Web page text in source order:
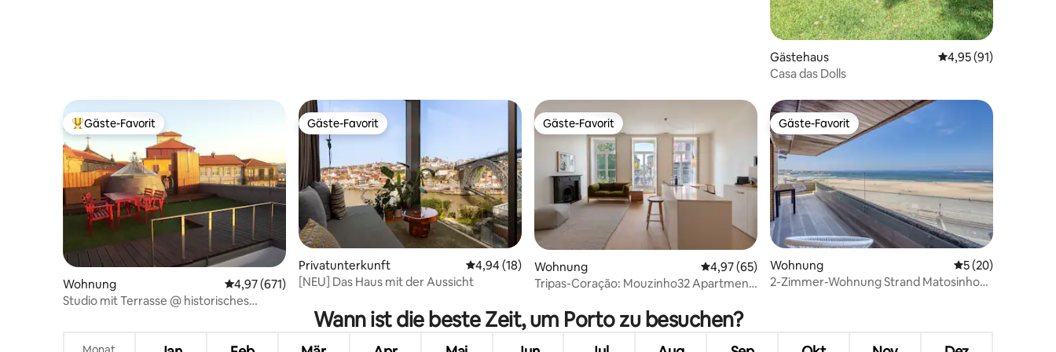
Gästehaus Durchschnittliche
4,95 (91)
Casa das Dolls
Beliebter Gäste-Favorit.
Gäste-Favorit
Wohnung Durchschnittliche Bewertung: 4,97 von 5, 671 Bewertungen
4,97 (671)
Studio mit Terrasse @ historisches
Gäste-Favorit
Gäste-Favorit
Privatunterkunft Durchschnittliche Bewertung: 4,94 von 5, 18 Bewertungen
4,94 (18)
[NEU] Das Haus mit der Aussicht
Gäste-Favorit
Gäste-Favorit
Wohnung Durchschnittliche Bewertung: 4,97 von 5, 65 Bewertungen
4,97 (65)
Tripas-Coração: Mouzinho32 Apartment
Gäste-Favorit
Gäste-Favorit
Wohnung Durchschnittliche
5 (20)
2-Zimmer-Wohnung Strand Matosinhos
Wann ist die beste Zeit, um Porto zu besuchen?